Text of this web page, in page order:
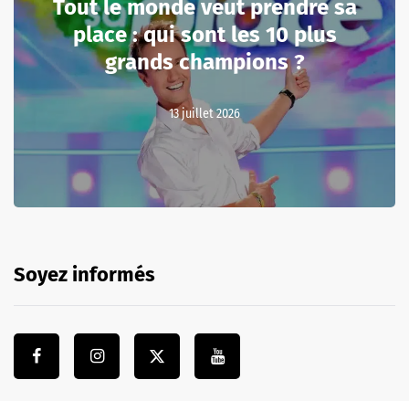
Tout le monde veut prendre sa
place : qui sont les 10 plus
grands champions ?
13 juillet 2026
Soyez informés